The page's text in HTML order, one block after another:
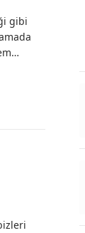
gibi